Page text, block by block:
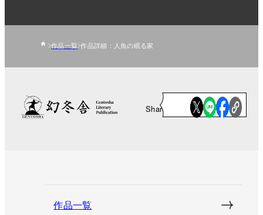
作品一覧 作品詳細：人魚の眠る家
Share
作品一覧